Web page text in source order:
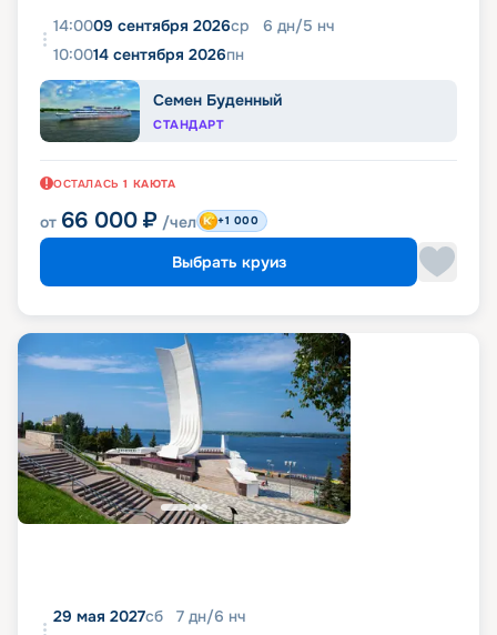
14:0009 сентября 2026ср 6 дн/5 нч
10:0014 сентября 2026пн
Семен Буденный
СТАНДАРТ
ОСТАЛАСЬ 1 КАЮТА
от 66 000 ₽ /чел +1 000
Выбрать круиз
29 мая 2027сб 7 дн/6 нч